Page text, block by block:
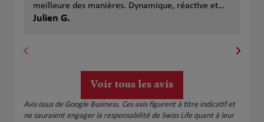
meilleure des manières. Dynamique, réactive et
concurrentielle. Je conseille fortement d'être
Julien G.
Voir tous les avis
Avis issus de Google Business. Ces avis figurent à titre indicatif et
ne sauraient engager la responsabilité de Swiss Life quant à leur